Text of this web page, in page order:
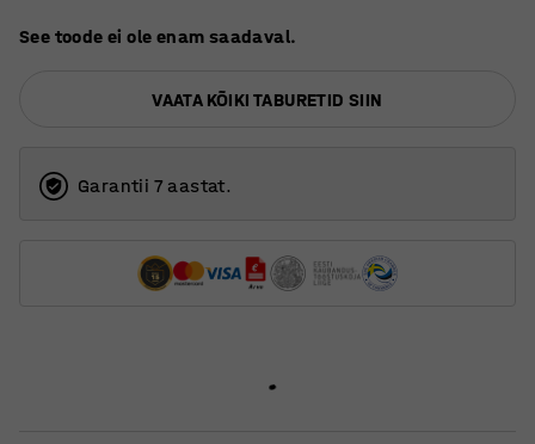
See toode ei ole enam saadaval.
VAATA KÕIKI TABURETID SIIN
Garantii 7 aastat.